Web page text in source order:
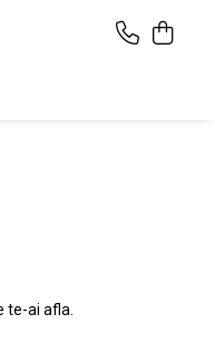
te-ai afla.